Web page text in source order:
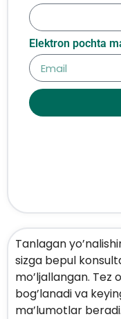
Tanlagan
sizga bepul
mo’ljallangan. Tez
bog’lanadi va
ma’lumotlar beradi.
Elektron pochta